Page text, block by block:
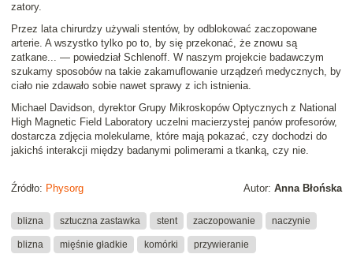
zatory.
Przez lata chirurdzy używali stentów, by odblokować zaczopowane
arterie. A wszystko tylko po to, by się przekonać, że znowu są
zatkane... — powiedział Schlenoff. W naszym projekcie badawczym
szukamy sposobów na takie zakamuflowanie urządzeń medycznych, by
ciało nie zdawało sobie nawet sprawy z ich istnienia.
Michael Davidson, dyrektor Grupy Mikroskopów Optycznych z National
High Magnetic Field Laboratory uczelni macierzystej panów profesorów,
dostarcza zdjęcia molekularne, które mają pokazać, czy dochodzi do
jakichś interakcji między badanymi polimerami a tkanką, czy nie.
Autor: Anna Błońska
Źródło: Physorg
blizna sztuczna zastawka stent zaczopowanie naczynie
blizna mięśnie gładkie komórki przywieranie